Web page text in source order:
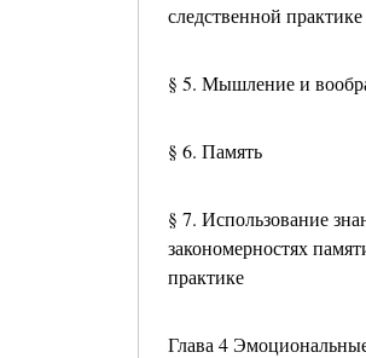
следственной практике
§ 5. Мышление и
§ 6. Память
§ 7. Использование
закономерностях
практике
Глава 4